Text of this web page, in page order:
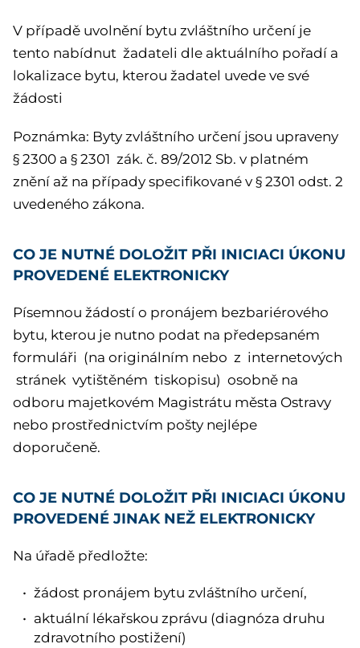
V případě uvolnění bytu zvláštního určení je
tento nabídnut žadateli dle aktuálního pořadí a
lokalizace bytu, kterou žadatel uvede ve své
žádosti
Poznámka: Byty zvláštního určení jsou upraveny
§ 2300 a § 2301 zák. č. 89/2012 Sb. v platném
znění až na případy specifikované v § 2301 odst. 2
uvedeného zákona.
CO JE NUTNÉ DOLOŽIT PŘI INICIACI ÚKONU
PROVEDENÉ ELEKTRONICKY
Písemnou žádostí o pronájem bezbariérového
bytu, kterou je nutno podat na předepsaném
formuláři (na originálním nebo z internetových
stránek vytištěném tiskopisu) osobně na
odboru majetkovém Magistrátu města Ostravy
nebo prostřednictvím pošty nejlépe
doporučeně.
CO JE NUTNÉ DOLOŽIT PŘI INICIACI ÚKONU
PROVEDENÉ JINAK NEŽ ELEKTRONICKY
Na úřadě předložte:
žádost pronájem bytu zvláštního určení,
aktuální lékařskou zprávu (diagnóza druhu
zdravotního postižení)